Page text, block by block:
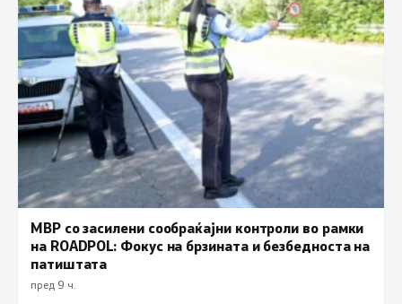
МВР со засилени сообраќајни контроли во рамки
на ROADPOL: Фокус на брзината и безбедноста на
патиштата
пред 9 ч.